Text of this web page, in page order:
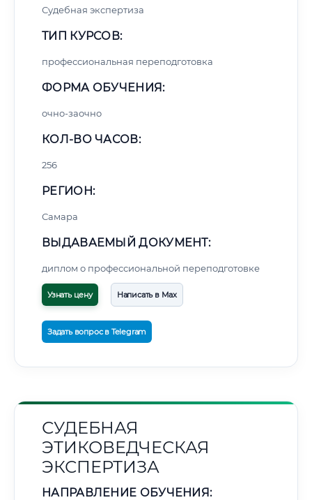
Судебная экспертиза
ТИП КУРСОВ:
профессиональная переподготовка
ФОРМА ОБУЧЕНИЯ:
очно-заочно
КОЛ-ВО ЧАСОВ:
256
РЕГИОН:
Самара
ВЫДАВАЕМЫЙ ДОКУМЕНТ:
диплом о профессиональной переподготовке
Узнать цену Написать в Max
Задать вопрос в Telegram
СУДЕБНАЯ
ЭТИКОВЕДЧЕСКАЯ
ЭКСПЕРТИЗА
НАПРАВЛЕНИЕ ОБУЧЕНИЯ: